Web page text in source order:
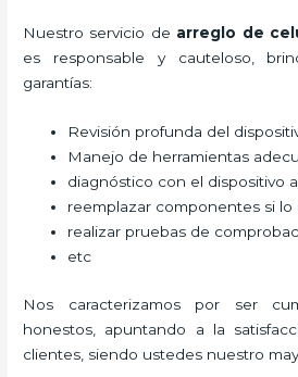
Nuestro servicio de arreglo de
es responsable y cauteloso,
garantías:
Revisión profunda del
Manejo de herramientas
diagnóstico con el dispositivo
reemplazar componentes si lo
realizar pruebas de
etc
Nos caracterizamos por ser
honestos, apuntando a la
clientes, siendo ustedes nuestro